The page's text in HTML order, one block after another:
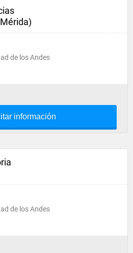
de los Andes
información
de los Andes